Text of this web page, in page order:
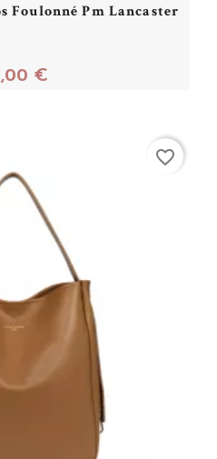
Foulonné Pm Lancaster
€
favorite_border